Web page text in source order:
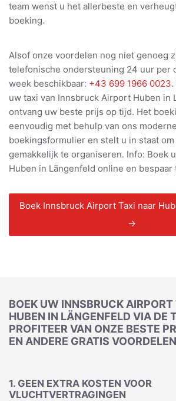
team wenst u het allerbeste en
boeking.
Alsof onze voordelen nog niet genoeg
telefonische ondersteuning 24 uur per
week beschikbaar: +43 699 1966 0023
uw taxi van Innsbruck Airport Huben in
ontvang uw beste prijs op tijd. Het
eenvoudig met behulp van ons moderne
boekingsformulier en stelt u in staat
gemakkelijk te organiseren. Info: Boek
Huben in Längenfeld online en bespaar
Boek Innsbruck Airport Taxi naar
→
BOEK UW INNSBRUCK
HUBEN IN LÄNGENFELD VIA DE
PROFITEER VAN ONZE BESTE
EN ANDERE GRATIS
1. GEEN EXTRA KOSTEN VOOR
VLUCHTVERTRAGINGEN